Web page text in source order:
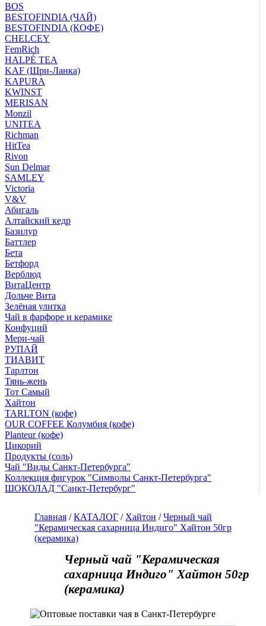
BOS
BESTOFINDIA (ЧАЙ)
BESTOFINDIA (КОФЕ)
CHELCEY
FemRich
HALPÉ TEA
KAF (Шри-Ланка)
KAPURA
KWINST
MERISAN
Monzil
UNITEA
Richman
HitTea
Rivon
Sun Delmar
SAMLEY
Victoria
V&V
Абигаль
Алтайский кедр
Базилур
Баттлер
Бета
Бетфорд
Верблюд
ВитаЦентр
Дольче Вита
Зелёная улитка
Чай в фарфоре и керамике
Конфуций
Мери-чай
РУПАЙ
ТИАВИТ
Тарлтон
Тянь-жень
Тот Самый
Хайтон
TARLTON (кофе)
OUR COFFEE Колумбия (кофе)
Planteur (кофе)
Цикорий
Продукты (соль)
Чай "Виды Санкт-Петербурга"
Коллекция фигурок "Символы Санкт-Петербурга"
ШОКОЛАД "Санкт-Петербург"
Главная /КАТАЛОГ / Хайтон /Черный чай
"Керамическая сахарница Индиго" Хайтон 50гр
(керамика)
Черный чай "Керамическая
сахарница Индиго" Хайтон 50гр
(керамика)